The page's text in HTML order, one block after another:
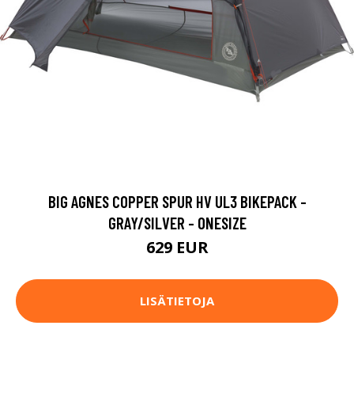
BIG AGNES COPPER SPUR HV UL3 BIKEPACK -
GRAY/SILVER - ONESIZE
629 EUR
LISÄTIETOJA